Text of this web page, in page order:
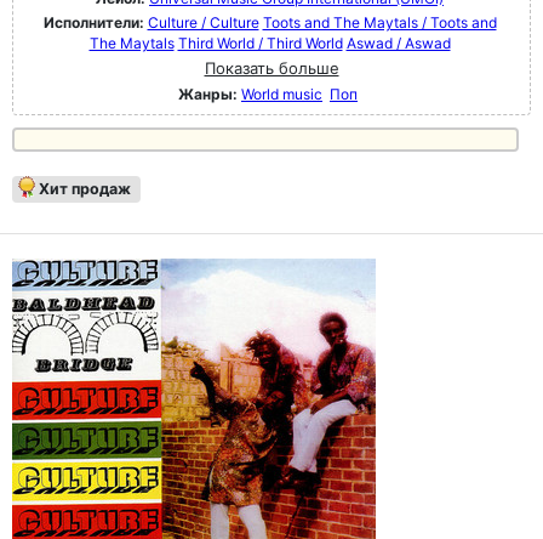
Исполнители: Culture / Culture Toots and The Maytals / Toots and
The Maytals Third World / Third World Aswad / Aswad
Показать больше
Жанры: World music Поп
Хит продаж